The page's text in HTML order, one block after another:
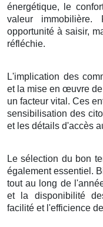
énergétique, le
valeur
opportunité à saisir,
réfléchie.
L'implication des
et la mise en œuvre
un facteur vital. Ces
sensibilisation des
et les détails d'accès
Le sélection du bon
également essentiel.
tout au long de
et la disponibilité
facilité et l'efficience